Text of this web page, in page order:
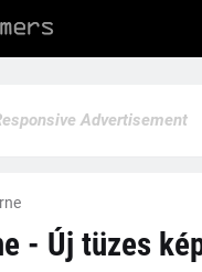
Advertisement
- Új tüzes